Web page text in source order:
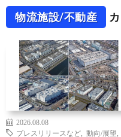
物流施設/不動産
2026.08.08
プレスリリースなど
動向/展望